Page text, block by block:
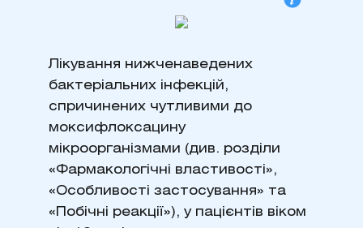
Лікування нижченаведених
бактеріальних інфекцій,
спричинених чутливими до
моксифлоксацину
мікроорганізмами (див. розділи
«Фармакологічні властивості»,
«Особливості застосування» та
«Побічні реакції»), у пацієнтів віком